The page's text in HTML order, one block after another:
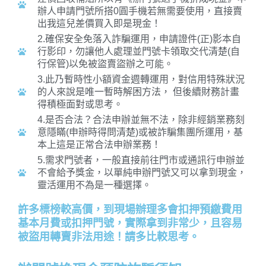
辦人申請門號所搭0圓手機若無需要使用，直接賣
出我這兒差價買入即是現金！
2.確保安全免落入詐騙運用，申請證件(正)影本自
行影印，勿讓他人處理並門號卡領取交代清楚(自
行保管)以免被盜賣盜辦之可能。
3.此乃暫時性小額資金週轉運用，對信用特殊狀況
的人來說是唯一暫時解困方法， 但後續財務計畫
得積極面對或思考。
4.是否合法？合法申辦並無不法，除非經銷業務刻
意隱瞞(申辦時得問清楚)或被詐騙集團所運用，基
本上這是正常合法申辦業務！
5.需求門號者，一般直接前往門市或通訊行申辦並
不會給予獎金，以單純申辦門號又可以拿到現金，
靈活運用不為是一種選擇。
許多標榜較高價，到現場辦理多會扣押預繳費用
基本月費或扣押門號，實際拿到非常少，且容易
被盜用轉賣非法用途！請多比較思考。